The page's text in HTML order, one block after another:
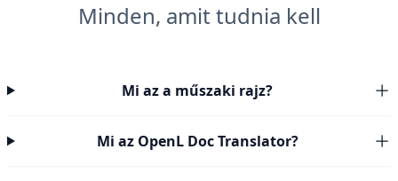
Minden, amit tudnia kell
Mi az a műszaki rajz?
Mi az OpenL Doc Translator?